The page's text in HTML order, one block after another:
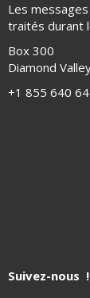
Les
traités durant
Box 300
Diamond
+1 855 640
Suivez-nous !